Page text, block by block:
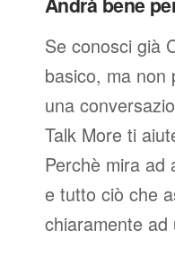
Se conosci già
basico, ma non
una
Talk More ti
Perchè mira ad
e tutto ciò che
chiaramente